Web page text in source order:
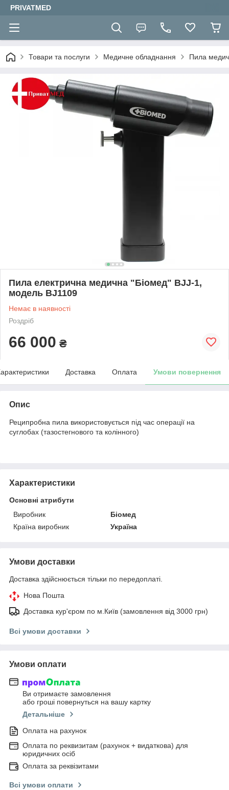
PRIVATMED
Товари та послуги Медичне обладнання Пила
Пила електрична медична "Біомед" ВJJ-1,
модель BJ1109
Немає в наявності
Роздріб
66 000 ₴
Доставка Оплата Умови повернення
Опис
Реципробна пила використовується під час операції на
суглобах (тазостегнового та колінного)
Характеристики
Основні атрибути
Виробник
Біомед
Країна виробник
Україна
Умови доставки
Доставка здійснюється тільки по передоплаті.
Нова Пошта
Доставка кур'єром по м.Київ (замовлення від 3000 грн)
Всі умови доставки
Умови оплати
Ви отримаєте замовлення
або гроші повернуться на вашу картку
Детальніше
Оплата на рахунок
Оплата по реквизитам (рахунок + видаткова) для
юридичних осіб
Оплата за реквізитами
Всі умови оплати